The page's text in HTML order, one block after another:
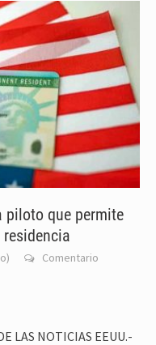
piloto que permite
Comentario
LAS NOTICIAS EEUU.-